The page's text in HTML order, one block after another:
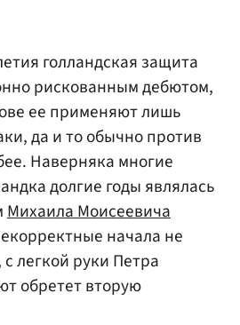
голландская защита
рискованным дебютом,
ее применяют лишь
да и то обычно против
Наверняка многие
долгие годы являлась
Михаила Моисеевича
начала не
легкой руки Петра
обретет вторую